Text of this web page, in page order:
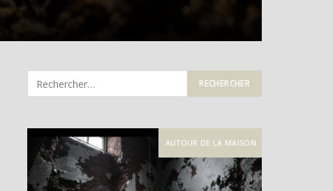
AUTOUR DE LA MAISON